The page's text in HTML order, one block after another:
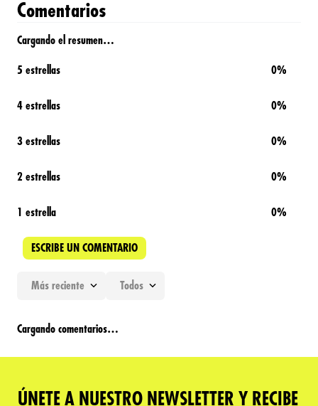
Comentarios
Cargando el resumen…
5 estrellas 0%
4 estrellas 0%
3 estrellas 0%
2 estrellas 0%
1 estrella 0%
ESCRIBE UN COMENTARIO
Agregar comentario
Más reciente Todos
Cargando comentarios…
ÚNETE A NUESTRO NEWSLETTER Y RECIBE